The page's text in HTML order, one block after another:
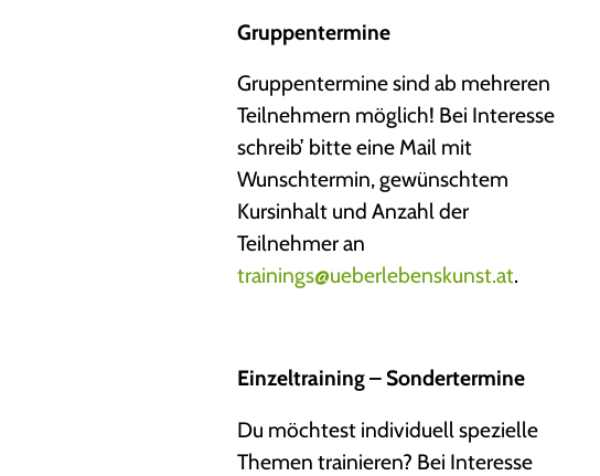
Gruppentermine
Gruppentermine sind ab mehreren
Teilnehmern möglich! Bei Interesse
schreib’ bitte eine Mail mit
Wunschtermin, gewünschtem
Kursinhalt und Anzahl der
Teilnehmer an
trainings@ueberlebenskunst.at.
Einzeltraining – Sondertermine
Du möchtest individuell spezielle
Themen trainieren? Bei Interesse